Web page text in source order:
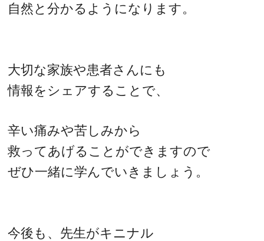
自然と分かるようになります。
大切な家族や患者さんにも
情報をシェアすることで、
辛い痛みや苦しみから
救ってあげることができますので
ぜひ一緒に学んでいきましょう。
今後も、先生がキニナル